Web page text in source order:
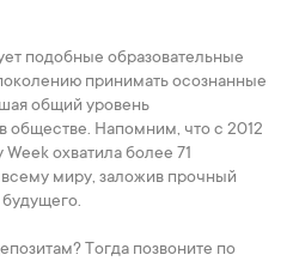
подобные образовательные
принимать осознанные
общий уровень
обществе. Напомним, что с 2012
охватила более 71
миру, заложив прочный
Тогда позвоните по